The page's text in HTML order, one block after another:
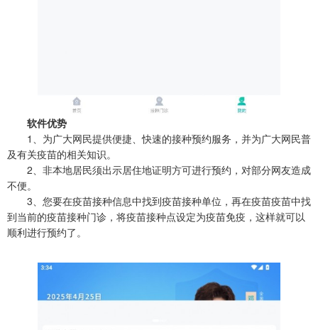
软件优势
1、为广大网民提供便捷、快速的接种预约服务，并为广大网民普
及有关疫苗的相关知识。
2、非本地居民须出示居住地证明方可进行预约，对部分网友造成
不便。
3、您要在疫苗接种信息中找到疫苗接种单位，再在疫苗疫苗中找
到当前的疫苗接种门诊，将疫苗接种点设定为疫苗免疫，这样就可以
顺利进行预约了。